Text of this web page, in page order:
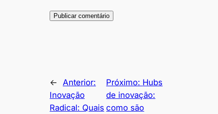
←
Anterior:
Inovação
Radical: Quais
Próximo: Hubs
de inovação:
como são